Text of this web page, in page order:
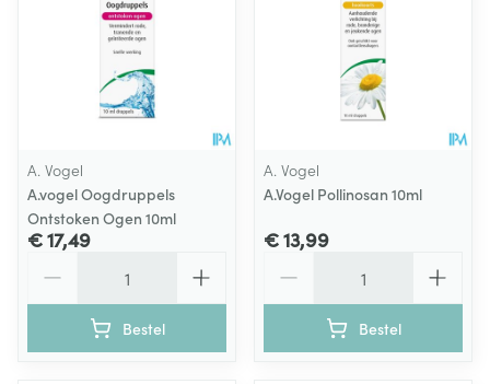
A. Vogel
A.vogel Oogdruppels
Ontstoken Ogen 10ml
€ 17,49
Bestel
A. Vogel
A.Vogel Pollinosan 10ml
€ 13,99
Bestel